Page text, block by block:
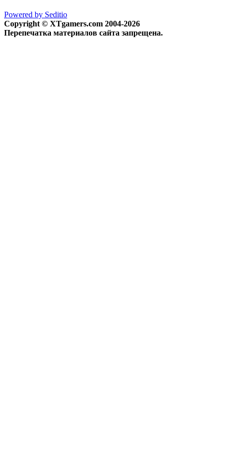
Powered by Seditio
Copyright © XTgamers.com 2004-2026
Перепечатка материалов сайта запрещена.